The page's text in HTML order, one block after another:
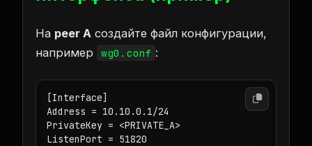
На peer A создайте файл конфигурации,
например
wg0.conf :
[Interface]
Address = 10.10.0.1/24
PrivateKey = <PRIVATE_A>
ListenPort = 51820